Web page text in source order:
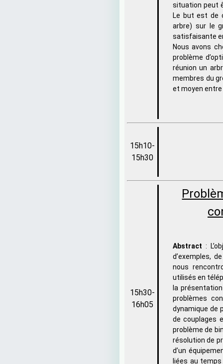
situation peut
Le but est de
arbre) sur le
satisfaisante
Nous avons
problème
réunion un
membres du
et moyen
15h10-
15h30
15h30-
16h05
Abstract :
d’exemples,
nous
utilisés en
la
problèmes
dynamique de
de couplages
problème de
résolution de
d’un
liées au